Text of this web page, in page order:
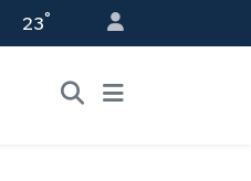
23°